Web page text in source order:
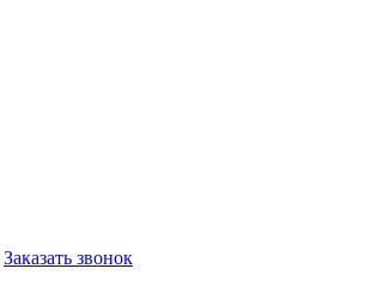
Заказать звонок